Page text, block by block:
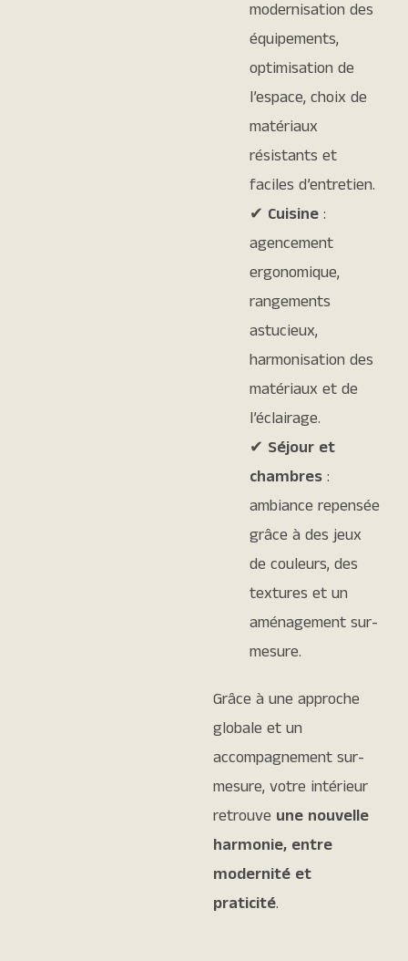
modernisation des
équipements,
optimisation de
l’espace, choix de
matériaux
résistants et
faciles d’entretien.
✔ Cuisine :
agencement
ergonomique,
rangements
astucieux,
harmonisation des
matériaux et de
l’éclairage.
✔ Séjour et
chambres :
ambiance repensée
grâce à des jeux
de couleurs, des
textures et un
aménagement sur-
mesure.
Grâce à une approche
globale et un
accompagnement sur-
mesure, votre intérieur
retrouve une nouvelle
harmonie, entre
modernité et
praticité.